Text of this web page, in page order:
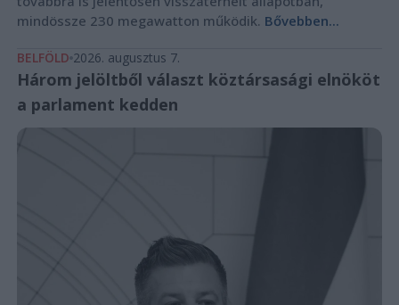
mindössze 230 megawatton működik. Bővebben...
BELFÖLD 2026. augusztus 7.
Három jelöltből választ köztársasági elnököt
a parlament kedden